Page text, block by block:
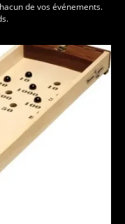
de vos événements.